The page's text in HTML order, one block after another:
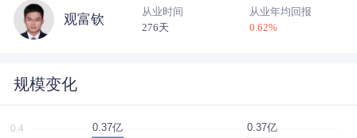
观富钦
从业时间
276天
从业年均回报
0.62%
规模变化